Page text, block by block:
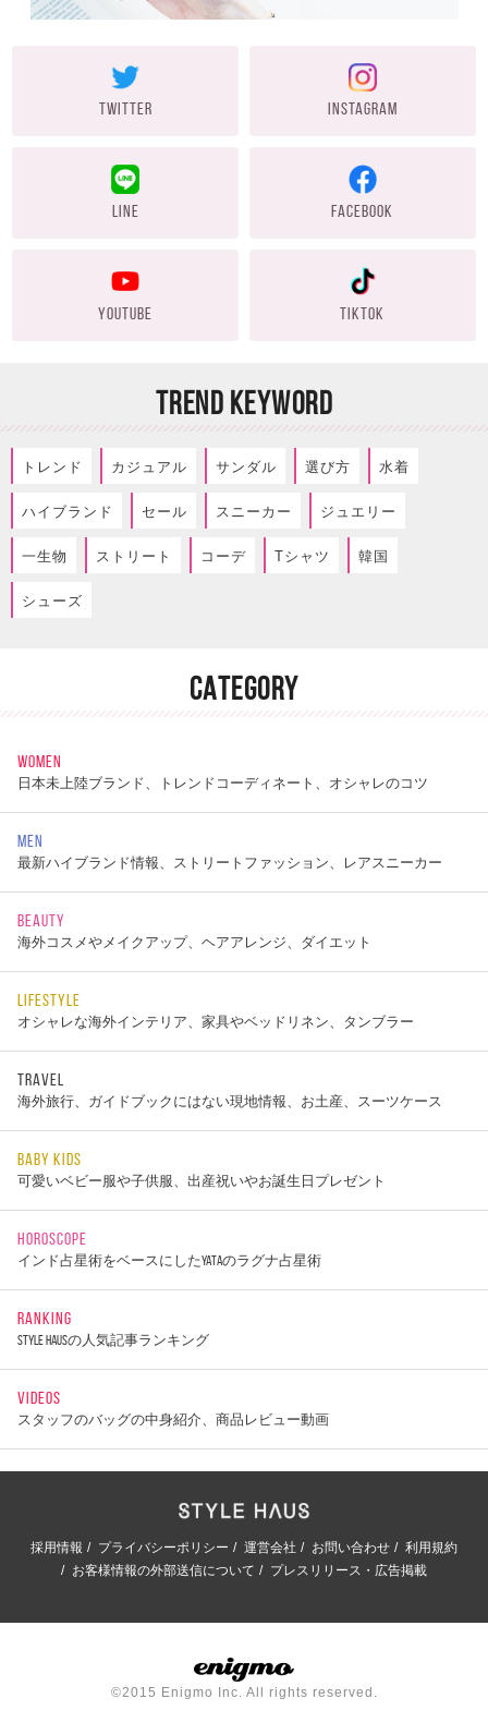
TWITTER INSTAGRAM
LINE FACEBOOK
YOUTUBE TIKTOK
TREND KEYWORD
トレンド カジュアル サンダル 選び方 水着
ハイブランド セール スニーカー ジュエリー
一生物 ストリート コーデ Tシャツ 韓国
シューズ
CATEGORY
WOMEN
日本未上陸ブランド、トレンドコーディネート、オシャレのコツ
MEN
最新ハイブランド情報、ストリートファッション、レアスニーカー
BEAUTY
海外コスメやメイクアップ、ヘアアレンジ、ダイエット
LIFESTYLE
オシャレな海外インテリア、家具やベッドリネン、タンブラー
TRAVEL
海外旅行、ガイドブックにはない現地情報、お土産、スーツケース
BABY KIDS
可愛いベビー服や子供服、出産祝いやお誕生日プレゼント
HOROSCOPE
インド占星術をベースにしたYATAのラグナ占星術
RANKING
STYLE HAUSの人気記事ランキング
VIDEOS
スタッフのバッグの中身紹介、商品レビュー動画
採用情報 プライバシーポリシー 運営会社 お問い合わせ
利用規約
お客様情報の外部送信について
プレスリリース・広告掲載
©2015 Enigmo Inc. All rights reserved.